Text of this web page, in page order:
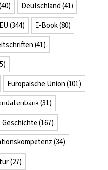
Deutschland (41)
(344) E-Book(80)
(41)
Europäische Union (101)
(31)
Geschichte (167)
(34)
(27)